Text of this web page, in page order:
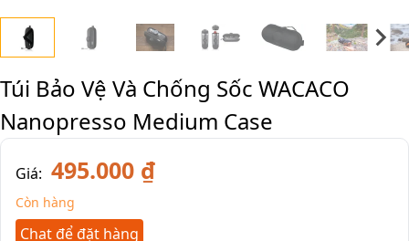
Túi Bảo Vệ Và Chống Sốc WACACO
Nanopresso Medium Case
Giá: 495.000 ₫
Còn hàng
Chat để đặt hàng